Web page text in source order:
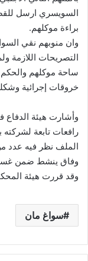
السويسري ارسل
براءة موكلهم.
وان منوبهم نقي
التصريحات اللازمة
ساحة موكلهم
خروقات إجرائية
وأشارت هيئة
رافعات تابعة
الملف نظر فيه عدد
وفاق ينشط ضمن
وقد قررت هيئة
سواغ مان